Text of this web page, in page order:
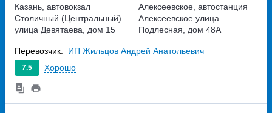
Казань, автовокзал
Столичный (Центральный)
улица Девятаева, дом 15
Алексеевское, автостанция
Алексеевское улица
Подлесная, дом 48А
7.5 Хорошо
Перевозчик: ИП Жильцов Андрей Анатольевич